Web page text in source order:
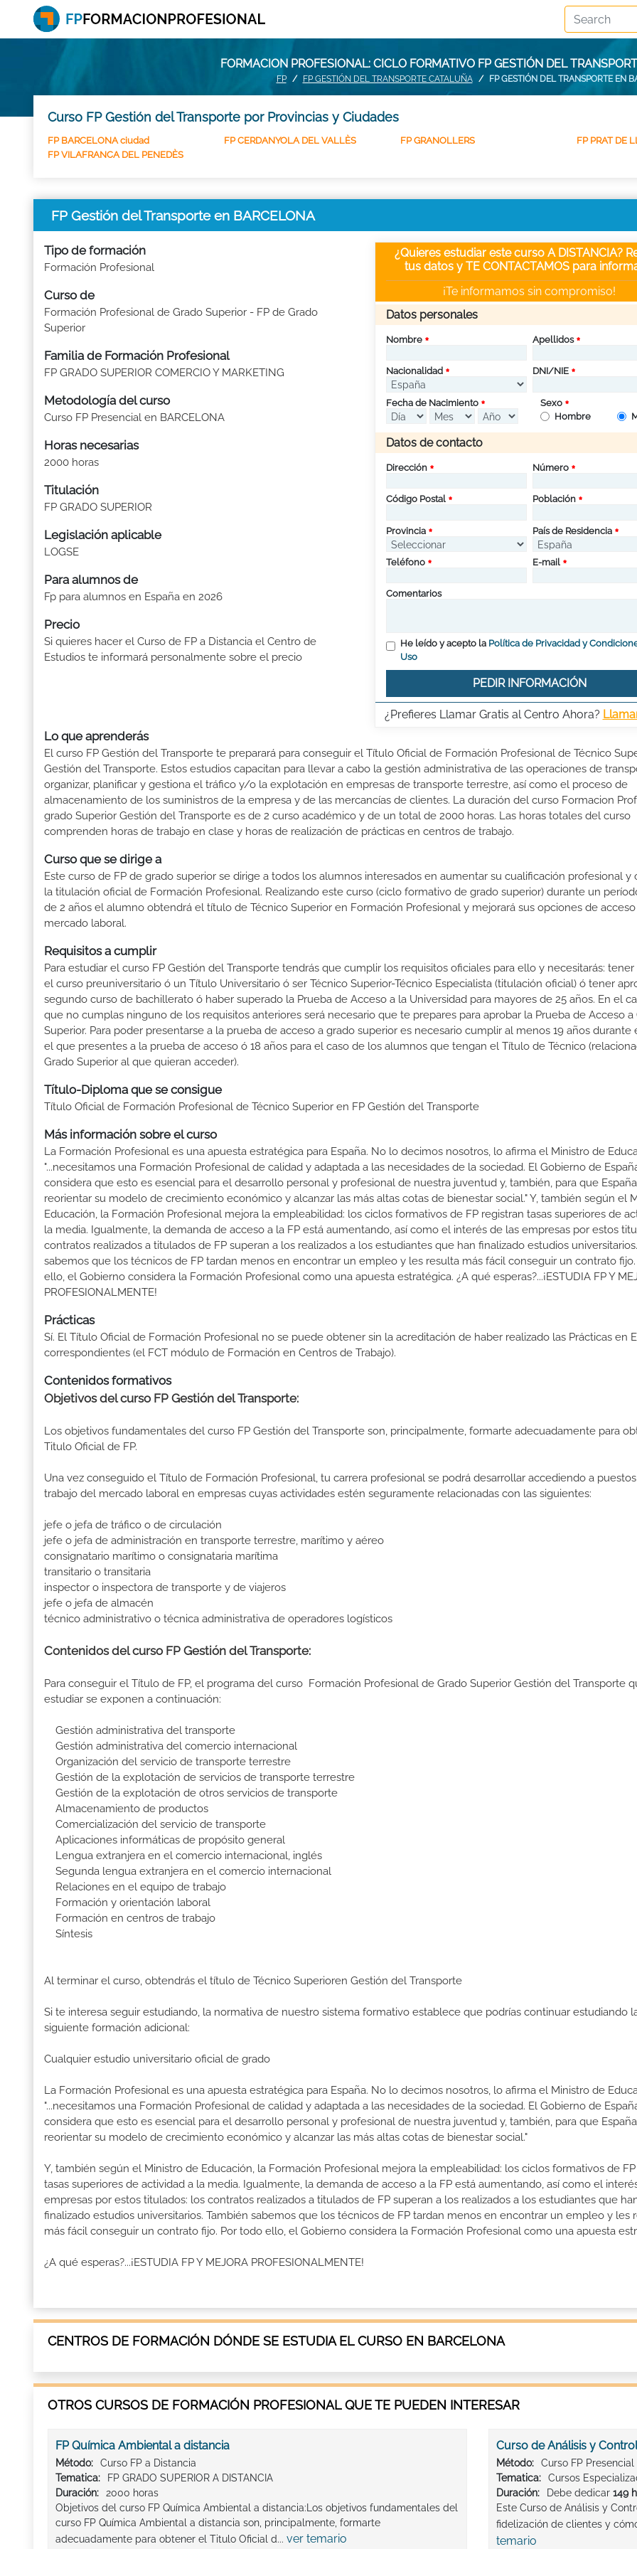
FORMACION PROFESIONAL: CICLO FORMATIVO FP GESTIÓN DEL
FP FP GESTIÓN DEL TRANSPORTE CATALUÑA FP GESTIÓN DEL TRANSPORTE EN
Curso FP Gestión del Transporte por Provincias y Ciudades
FP BARCELONA ciudad FP CERDANYOLA DEL VALLÈS FP GRANOLLERS FP PRAT DE
FP VILAFRANCA DEL PENEDÈS
FP Gestión del Transporte en BARCELONA
Tipo de formación
Formación Profesional
Curso de
Formación Profesional de Grado Superior - FP de Grado
Superior
Familia de Formación Profesional
FP GRADO SUPERIOR COMERCIO Y MARKETING
Metodología del curso
Curso FP Presencial en BARCELONA
Horas necesarias
2000 horas
Titulación
FP GRADO SUPERIOR
Legislación aplicable
LOGSE
Para alumnos de
Fp para alumnos en España en 2026
Precio
Si quieres hacer el Curso de FP a Distancia el Centro de
Estudios te informará personalmente sobre el precio
¿Quieres estudiar este curso A DISTANCIA?
tus datos y TE CONTACTAMOS para
¡Te informamos sin compromiso!
Datos personales
Nombre Apellidos
Nacionalidad DNI/NIE
Fecha de Nacimiento
Sexo
Hombre
Datos de contacto
Dirección Número
Código Postal Población
Provincia País de Residencia
Teléfono E-mail
Comentarios
He leído y acepto la Política de Privacidad y
Uso
PEDIR INFORMACIÓN
¿Prefieres Llamar Gratis al Centro Ahora?
Lo que aprenderás
El curso FP Gestión del Transporte te preparará para conseguir el Título Oficial de Formación Profesional de Técnico
Gestión del Transporte. Estos estudios capacitan para llevar a cabo la gestión administrativa de las operaciones de
organizar, planificar y gestiona el tráfico y/o la explotación en empresas de transporte terrestre, así como el proceso de
almacenamiento de los suministros de la empresa y de las mercancías de clientes. La duración del curso Formacion
grado Superior Gestión del Transporte es de 2 curso académico y de un total de 2000 horas. Las horas totales del curso
comprenden horas de trabajo en clase y horas de realización de prácticas en centros de trabajo.
Curso que se dirige a
Este curso de FP de grado superior se dirige a todos los alumnos interesados en aumentar su cualificación profesional y
la titulación oficial de Formación Profesional. Realizando este curso (ciclo formativo de grado superior) durante un
de 2 años el alumno obtendrá el título de Técnico Superior en Formación Profesional y mejorará sus opciones de
mercado laboral.
Requisitos a cumplir
Para estudiar el curso FP Gestión del Transporte tendrás que cumplir los requisitos oficiales para ello y necesitarás: tener
el curso preuniversitario ó un Título Universitario ó ser Técnico Superior-Técnico Especialista (titulación oficial) ó tener
segundo curso de bachillerato ó haber superado la Prueba de Acceso a la Universidad para mayores de 25 años. En el
que no cumplas ninguno de los requisitos anteriores será necesario que te prepares para aprobar la Prueba de Acceso a
Superior. Para poder presentarse a la prueba de acceso a grado superior es necesario cumplir al menos 19 años durante
el que presentes a la prueba de acceso ó 18 años para el caso de los alumnos que tengan el Título de Técnico
Grado Superior al que quieran acceder).
Título-Diploma que se consigue
Título Oficial de Formación Profesional de Técnico Superior en FP Gestión del Transporte
Más información sobre el curso
La Formación Profesional es una apuesta estratégica para España. No lo decimos nosotros, lo afirma el Ministro de
"...necesitamos una Formación Profesional de calidad y adaptada a las necesidades de la sociedad. El Gobierno de
considera que esto es esencial para el desarrollo personal y profesional de nuestra juventud y, también, para que
reorientar su modelo de crecimiento económico y alcanzar las más altas cotas de bienestar social." Y, también según el
Educación, la Formación Profesional mejora la empleabilidad: los ciclos formativos de FP registran tasas superiores de
la media. Igualmente, la demanda de acceso a la FP está aumentando, así como el interés de las empresas por estos
contratos realizados a titulados de FP superan a los realizados a los estudiantes que han finalizado estudios
sabemos que los técnicos de FP tardan menos en encontrar un empleo y les resulta más fácil conseguir un contrato
ello, el Gobierno considera la Formación Profesional como una apuesta estratégica. ¿A qué esperas?...¡ESTUDIA FP Y
PROFESIONALMENTE!
Prácticas
Sí. El Título Oficial de Formación Profesional no se puede obtener sin la acreditación de haber realizado las Prácticas en
correspondientes (el FCT módulo de Formación en Centros de Trabajo).
Contenidos formativos
Objetivos del curso FP Gestión del Transporte:
Los objetivos fundamentales del curso FP Gestión del Transporte son, principalmente, formarte adecuadamente para
Titulo Oficial de FP.
Una vez conseguido el Título de Formación Profesional, tu carrera profesional se podrá desarrollar accediendo a
trabajo del mercado laboral en empresas cuyas actividades estén seguramente relacionadas con las siguientes:
jefe o jefa de tráfico o de circulación
jefe o jefa de administración en transporte terrestre, marítimo y aéreo
consignatario marítimo o consignataria marítima
transitario o transitaria
inspector o inspectora de transporte y de viajeros
jefe o jefa de almacén
técnico administrativo o técnica administrativa de operadores logísticos
Contenidos del curso FP Gestión del Transporte:
Para conseguir el Título de FP, el programa del curso Formación Profesional de Grado Superior Gestión del Transporte
estudiar se exponen a continuación:
Gestión administrativa del transporte
Gestión administrativa del comercio internacional
Organización del servicio de transporte terrestre
Gestión de la explotación de servicios de transporte terrestre
Gestión de la explotación de otros servicios de transporte
Almacenamiento de productos
Comercialización del servicio de transporte
Aplicaciones informáticas de propósito general
Lengua extranjera en el comercio internacional, inglés
Segunda lengua extranjera en el comercio internacional
Relaciones en el equipo de trabajo
Formación y orientación laboral
Formación en centros de trabajo
Síntesis
Al terminar el curso, obtendrás el título de Técnico Superioren Gestión del Transporte
Si te interesa seguir estudiando, la normativa de nuestro sistema formativo establece que podrías continuar estudiando
siguiente formación adicional:
Cualquier estudio universitario oficial de grado
La Formación Profesional es una apuesta estratégica para España. No lo decimos nosotros, lo afirma el Ministro de
"...necesitamos una Formación Profesional de calidad y adaptada a las necesidades de la sociedad. El Gobierno de
considera que esto es esencial para el desarrollo personal y profesional de nuestra juventud y, también, para que
reorientar su modelo de crecimiento económico y alcanzar las más altas cotas de bienestar social."
Y, también según el Ministro de Educación, la Formación Profesional mejora la empleabilidad: los ciclos formativos de
tasas superiores de actividad a la media. Igualmente, la demanda de acceso a la FP está aumentando, así como el
empresas por estos titulados: los contratos realizados a titulados de FP superan a los realizados a los estudiantes que
finalizado estudios universitarios. También sabemos que los técnicos de FP tardan menos en encontrar un empleo y les
más fácil conseguir un contrato fijo. Por todo ello, el Gobierno considera la Formación Profesional como una apuesta
¿A qué esperas?...¡ESTUDIA FP Y MEJORA PROFESIONALMENTE!
CENTROS DE FORMACIÓN DÓNDE SE ESTUDIA EL CURSO EN BARCELONA
OTROS CURSOS DE FORMACIÓN PROFESIONAL QUE TE PUEDEN INTERESAR
FP Química Ambiental a distancia
Método:
Curso FP a Distancia
Tematica:
FP GRADO SUPERIOR A DISTANCIA
Duración:
2000 horas
Objetivos del curso FP Química Ambiental a distancia:Los objetivos fundamentales del
curso FP Química Ambiental a distancia son, principalmente, formarte
adecuadamente para obtener el Titulo Oficial d... ver temario
Curso de Análisis y Control
Método:
Curso FP Presencial
Tematica:
Cursos
Duración:
Debe dedicar 149
Este Curso de Análisis y
fidelización de clientes y
temario